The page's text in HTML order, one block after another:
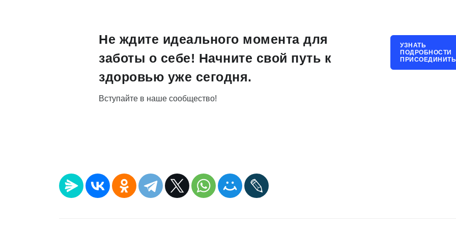
Не ждите идеального момента для
заботы о себе! Начните свой путь к
здоровью уже сегодня.
Вступайте в наше сообщество!
УЗНАТЬ
ПОДРОБНОСТИ